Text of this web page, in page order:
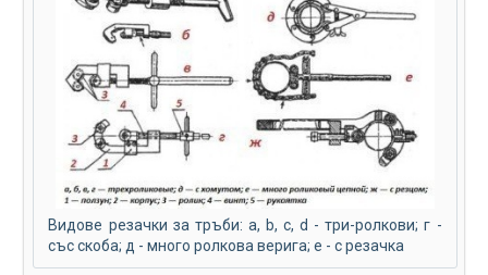
Видове резачки за тръби: a, b, c, d - три-ролкови; г -
със скоба; д - много ролкова верига; е - с резачка